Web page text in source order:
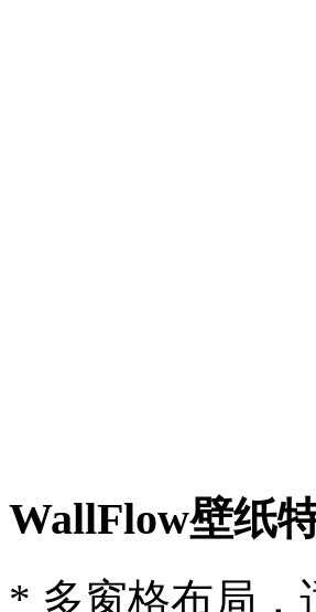
WallFlow壁纸
* 多窗格布局，